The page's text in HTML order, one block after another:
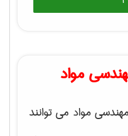
مواد
مواد می توانند